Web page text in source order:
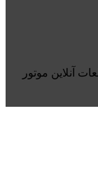
آنلاین موتور